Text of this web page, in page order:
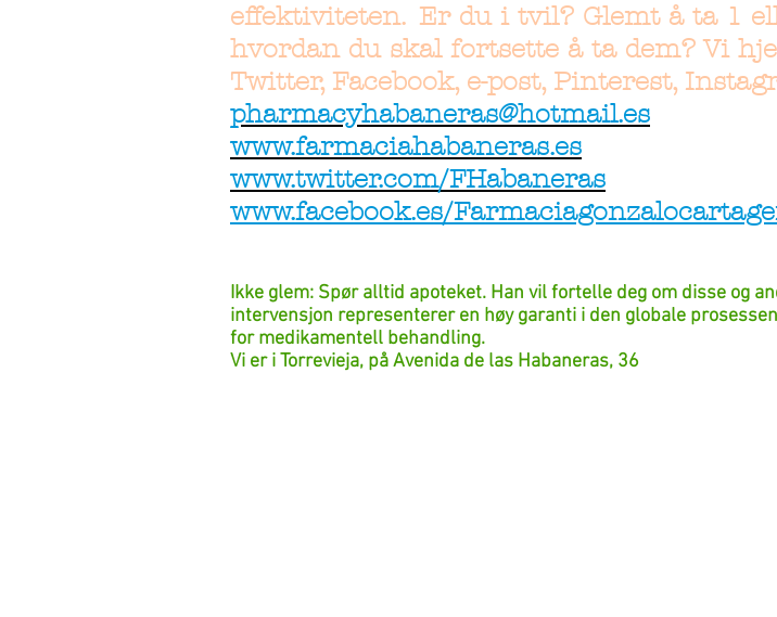
effektiviteten. Er du i tvil? Glemt å ta 1
hvordan du skal fortsette å ta dem? Vi
Twitter, Facebook, e-post, Pinterest,
pharmacyhabaneras@hotmail.es
www.farmaciahabaneras.es
www.twitter.com/FHabaneras
www.facebook.es/
Ikke glem: Spør alltid apoteket. Han vil fortelle deg om disse og
intervensjon representerer en høy garanti i den globale
for medikamentell behandling.
Vi er i Torrevieja, på Avenida de las Habaneras, 36